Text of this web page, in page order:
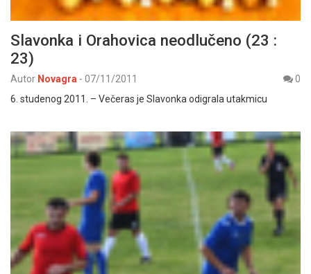
Slavonka i Orahovica neodlučeno (23 :
23)
Autor Novagra - 07/11/2011
0
6. studenog 2011. – Večeras je Slavonka odigrala utakmicu